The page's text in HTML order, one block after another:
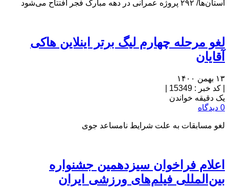
استان‌ها/ ۲۹۲ پروژه عمرانی در دهه مبارک فجر افتتاح می‌شود
لغو مرحله چهارم لیگ برتر اینلاین هاکی
آقایان
۱۳ بهمن ۱۴۰۰
کد خبر : 15349
یک دقیقه خواندن
0 دیدگاه
لغو مسابقات به علت شرایط نامساعد جوی
اعلام فراخوان سیزدهمین جشنواره
بین‌المللی فیلم‌های ورزشی ایران